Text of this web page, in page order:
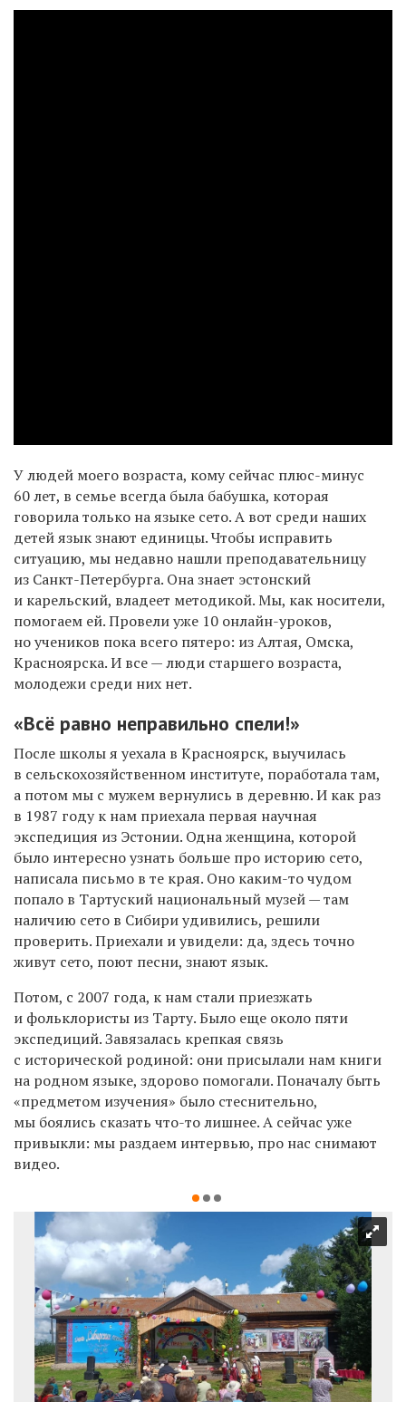
У людей моего возраста, кому сейчас плюс-минус
60 лет, в семье всегда была бабушка, которая
говорила только на языке сето. А вот среди наших
детей язык знают единицы. Чтобы исправить
ситуацию, мы недавно нашли преподавательницу
из Санкт-Петербурга. Она знает эстонский
и карельский, владеет методикой. Мы, как носители,
помогаем ей. Провели уже 10 онлайн-уроков,
но учеников пока всего пятеро: из Алтая, Омска,
Красноярска. И все — люди старшего возраста,
молодежи среди них нет.
«Всё равно неправильно спели!»
После школы я уехала в Красноярск, выучилась
в сельскохозяйственном институте, поработала там,
а потом мы с мужем вернулись в деревню. И как раз
в 1987 году к нам приехала первая научная
экспедиция из Эстонии. Одна женщина, которой
было интересно узнать больше про историю сето,
написала письмо в те края. Оно каким-то чудом
попало в Тартуский национальный музей — там
наличию сето в Сибири удивились, решили
проверить. Приехали и увидели: да, здесь точно
живут сето, поют песни, знают язык.
Потом, с 2007 года, к нам стали приезжать
и фольклористы из Тарту. Было еще около пяти
экспедиций. Завязалась крепкая связь
с исторической родиной: они присылали нам книги
на родном языке, здорово помогали. Поначалу быть
«предметом изучения» было стеснительно,
мы боялись сказать что-то лишнее. А сейчас уже
привыкли: мы раздаем интервью, про нас снимают
видео.